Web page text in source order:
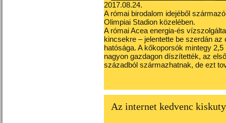
2017.08.24.
A római birodalom idejéből
Olimpiai Stadion közelében.
A római Acea energia-és
kincsekre – jelentette be szerdán
hatósága. A kőkoporsók mintegy
nagyon gazdagon díszítették, az
századból származhatnak, de ezt
Az internet kedvenc